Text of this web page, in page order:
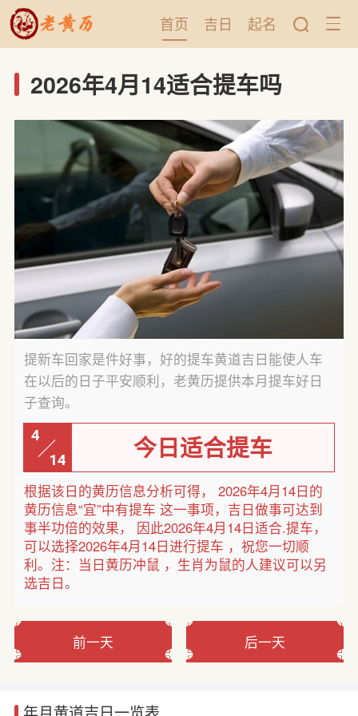
首页 吉日 起名
2026年4月14适合提车吗
提新车回家是件好事，好的提车黄道吉日能使人车
在以后的日子平安顺利，老黄历提供本月提车好日
子查询。
4
14
今日适合提车
根据该日的黄历信息分析可得， 2026年4月14日的
黄历信息“宜”中有提车 这一事项，吉日做事可达到
事半功倍的效果， 因此2026年4月14日适合.提车，
可以选择2026年4月14日进行提车 ，祝您一切顺
利。注：当日黄历冲鼠 ，生肖为鼠的人建议可以另
选吉日。
前一天 后一天
年月黄道吉日一览表